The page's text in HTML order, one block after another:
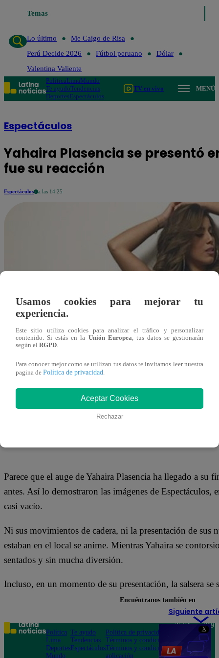
X
Temas
Lo último
Lo último
Me Caigo de Risa
Perú Decide 2026
Fútbol peruano
Dólar
Valentina Valiente
PolíticaLimaMundo
Te ayudoTendencias
DeportesEspectáculos
TV en vivo MENÚ
Espectáculos
Yahaira Plasencia se presentó
fue su reacción
Espectáculos a las 14:25
Parece que el auge de Yahaira Plasencia ha llegado a su
antes. Así lo demostraron las imágenes de Espectáculos,
casi vacío.
Ni sus movimientos de cadera, ni la presentación de sus
estaban en el local se anime. Mientras Yahaira se
sentados y sin mucha diversión.
Incluso, en un momento de su presentación, la salsera se
Siguiente
Usamos cookies para mejorar tu
experiencia.
Este sitio utiliza cookies para analizar el tráfico y personalizar
contenido. Si estás en la Unión Europea , tus datos se gestionarán
según el RGPD
Para conocer mejor como se utilizan tus datos te invitamos leer nuestra
pagina de Política de privacidad
Aceptar Cookies
Rechazar
Encuéntranos también en
Política
Lima
Deportes
Mundo
Te ayudo
Tendencias
Espectáculos
Política de privacidad
Términos y condiciones
Términos y condiciones
aplicación
Teléfono: 219
Av. San
Felipe 968